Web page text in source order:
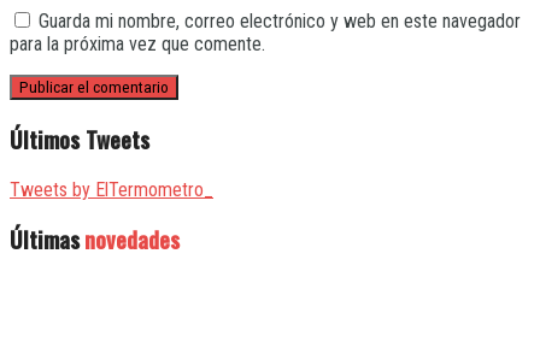
Guarda mi nombre, correo electrónico y web en este navegador
para la próxima vez que comente.
Últimos Tweets
Tweets by ElTermometro_
Últimasnovedades